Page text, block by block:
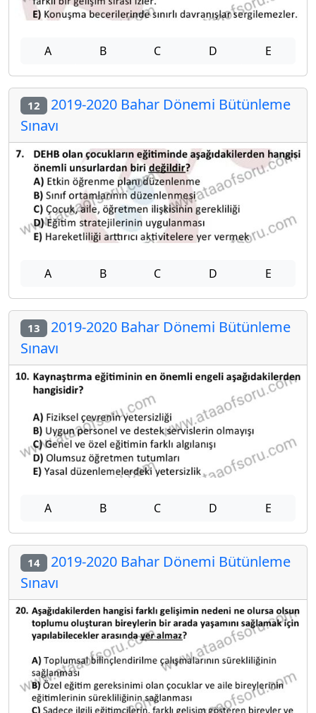
A B C D E
12 2019-2020 Bahar Dönemi Bütünleme
Sınavı
A B C D E
13 2019-2020 Bahar Dönemi Bütünleme
Sınavı
A B C D E
14 2019-2020 Bahar Dönemi Bütünleme
Sınavı